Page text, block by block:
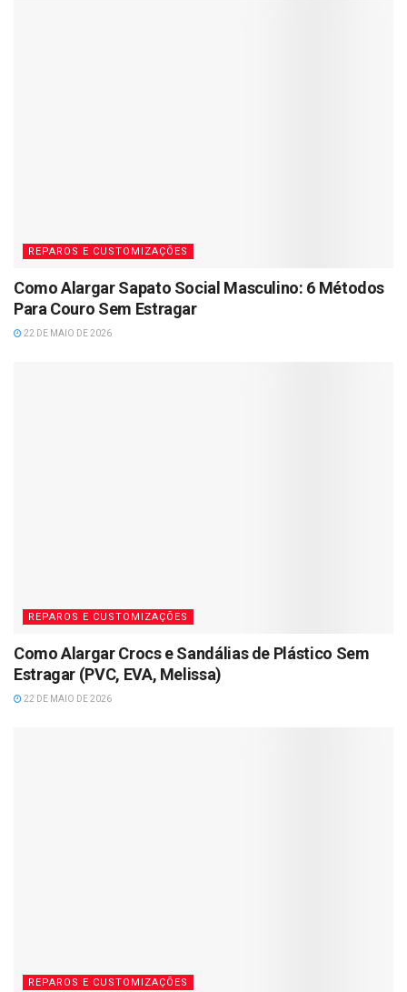
REPAROS E CUSTOMIZAÇÕES
Como Alargar Sapato Social Masculino: 6 Métodos
Para Couro Sem Estragar
22 DE MAIO DE 2026
REPAROS E CUSTOMIZAÇÕES
Como Alargar Crocs e Sandálias de Plástico Sem
Estragar (PVC, EVA, Melissa)
22 DE MAIO DE 2026
REPAROS E CUSTOMIZAÇÕES